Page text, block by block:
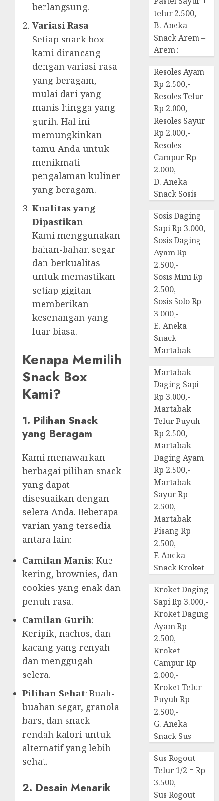
berlangsung.
Variasi Rasa
Setiap snack box
kami dirancang
dengan variasi rasa
yang beragam,
mulai dari yang
manis hingga yang
gurih. Hal ini
memungkinkan
tamu Anda untuk
menikmati
pengalaman kuliner
yang beragam.
Kualitas yang
Dipastikan
Kami menggunakan
bahan-bahan segar
dan berkualitas
untuk memastikan
setiap gigitan
memberikan
kesenangan yang
luar biasa.
Kenapa Memilih
Snack Box
Kami?
1. Pilihan Snack
yang Beragam
Kami menawarkan
berbagai pilihan snack
yang dapat
disesuaikan dengan
selera Anda. Beberapa
varian yang tersedia
antara lain:
Camilan Manis: Kue
kering, brownies, dan
cookies yang enak dan
penuh rasa.
Camilan Gurih:
Keripik, nachos, dan
kacang yang renyah
dan menggugah
selera.
Pilihan Sehat: Buah-
buahan segar, granola
bars, dan snack
rendah kalori untuk
alternatif yang lebih
sehat.
2. Desain Menarik
telur 2.500, –
B. Aneka
Snack Arem –
Arem :
Resoles Ayam
Rp 2.500,-
Resoles Telur
Rp 2.000,-
Resoles Sayur
Rp 2.000,-
Resoles
Campur Rp
2.000,-
D. Aneka
Snack Sosis
Sosis Daging
Sapi Rp 3.000,-
Sosis Daging
Ayam Rp
2.500,-
Sosis Mini Rp
2.500,-
Sosis Solo Rp
3.000,-
E. Aneka
Snack
Martabak
Martabak
Daging Sapi
Rp 3.000,-
Martabak
Telur Puyuh
Rp 2.500,-
Martabak
Daging Ayam
Rp 2.500,-
Martabak
Sayur Rp
2.500,-
Martabak
Pisang Rp
2.500,-
F. Aneka
Snack Kroket
Kroket Daging
Sapi Rp 3.000,-
Kroket Daging
Ayam Rp
2.500,-
Kroket
Campur Rp
2.000,-
Kroket Telur
Puyuh Rp
2.500,-
G. Aneka
Snack Sus
Sus Rogout
Telur 1/2 = Rp
3.500,-
Sus Rogout